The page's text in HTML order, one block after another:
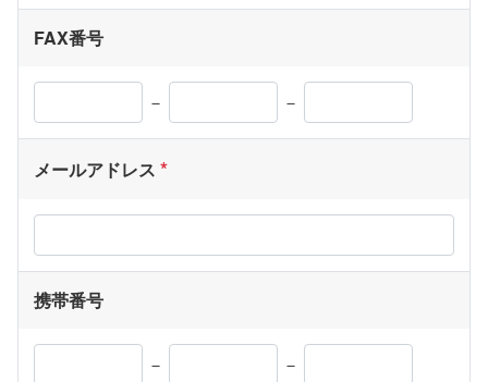
FAX番号
－ －
メールアドレス
携帯番号
－ －